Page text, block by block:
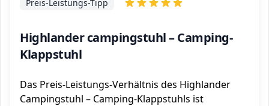
Highlander campingstuhl – Camping-
Klappstuhl
Preis-Leistungs-Tipp
Das Preis-Leistungs-Verhältnis des Highlander
Campingstuhl – Camping-Klappstuhls ist